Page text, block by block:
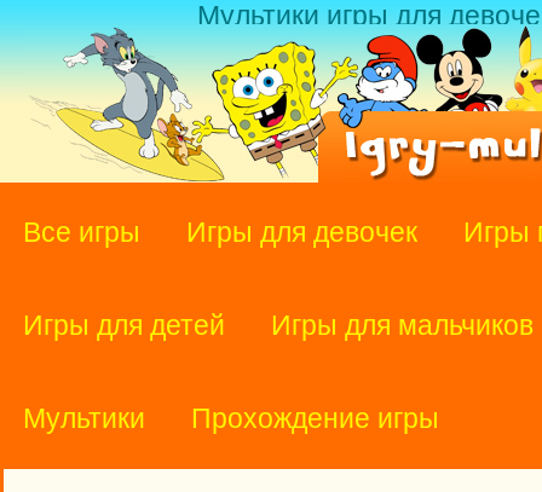
Мультики игры для
Все игры Игры для девочек Игры
Игры для детей Игры для мальчиков
Мультики Прохождение игры